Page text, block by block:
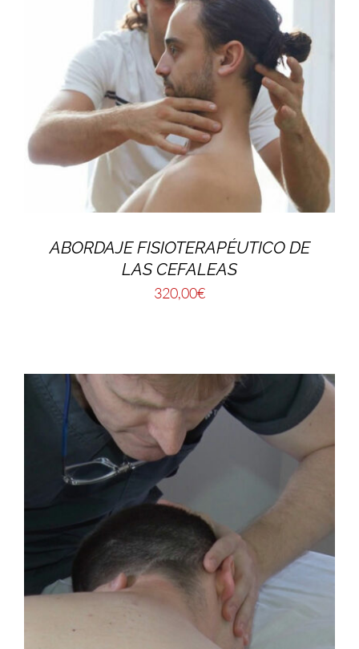
ABORDAJE FISIOTERAPÉUTICO DE
LAS CEFALEAS
320,00€